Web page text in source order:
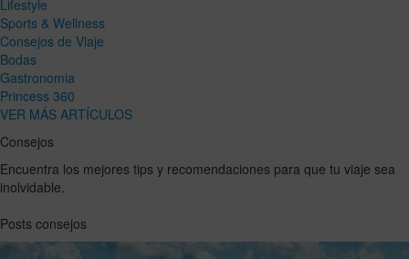
Lifestyle
Sports & Wellness
Consejos de Viaje
Bodas
Gastronomia
Princess 360
VER MÁS ARTÍCULOS
Consejos
Encuentra los mejores tips y recomendaciones para que tu viaje sea
inolvidable.
Posts consejos